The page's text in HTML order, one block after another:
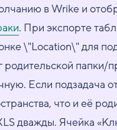
в Wrike и
. При экспорте
\"Location\" для
папки/
Если подзадача
что и её
дважды. Ячейка